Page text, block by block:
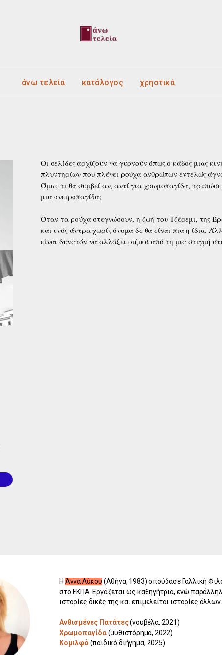
άνω τελεία κατάλογος χρηστικά
Οι σελίδες αρχίζουν να γυρνούν όπως ο κάδος μιας
πλυντηρίων που πλένει ρούχα ανθρώπων εντελώς
Όμως τι θα συμβεί αν, αντί για χρωμοπαγίδα,
μια ονειροπαγίδα;
Όταν τα ρούχα στεγνώσουν, η ζωή του Τζέρεμι, της
και ενός άντρα χωρίς όνομα δε θα είναι πια η ίδια.
είναι δυνατόν να αλλάξει ριζικά από τη μια στιγμή
Η Άννα Λύκου (Αθήνα, 1983) σπούδασε Γαλλική
στο ΕΚΠΑ. Εργάζεται ως καθηγήτρια, ενώ
ιστορίες δικές της και επιμελείται ιστορίες άλλων.
Ανθισμένες Πατάτες(νουβέλα, 2021)
Χρωμοπαγίδα(μυθιστόρημα, 2022)
Κομιλφό (παιδικό διήγημα, 2025)